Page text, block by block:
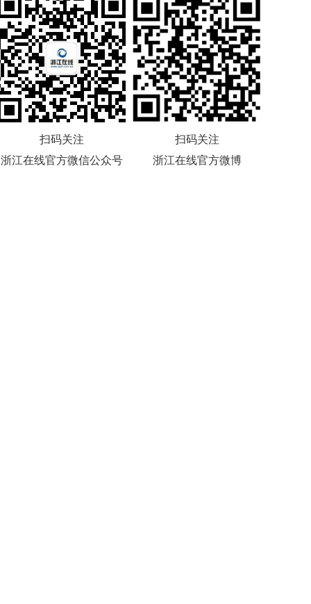
扫码关注
浙江在线官方微信公众号
扫码关注
浙江在线官方微博